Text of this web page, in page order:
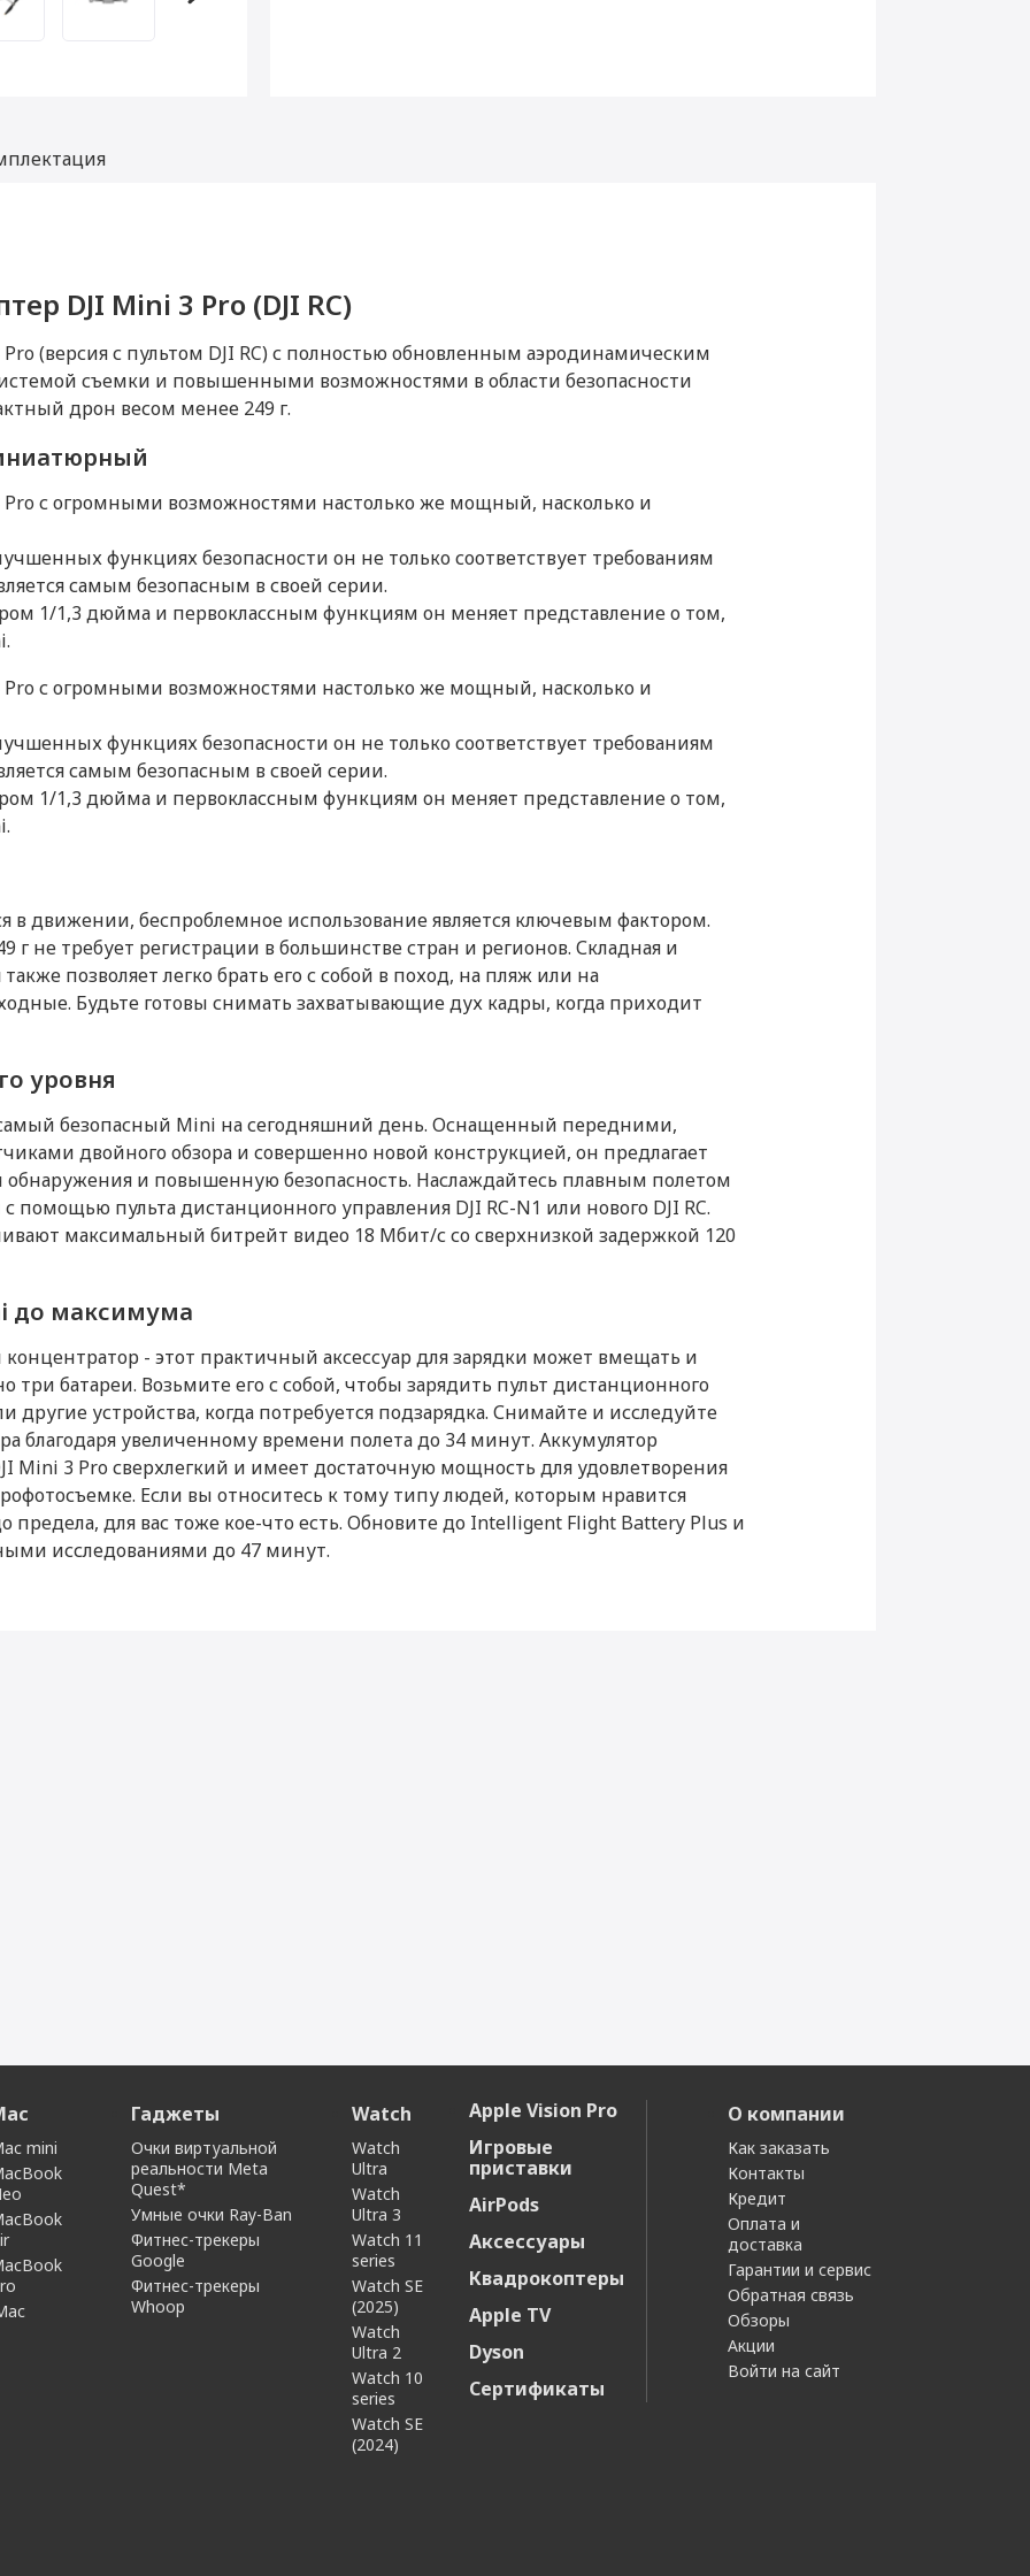
DJI Mini 3 Pro (DJI RC)
(версия с пультом DJI RC) с полностью обновленным аэродинамическим
съемки и повышенными возможностями в области безопасности
дрон весом менее 249 г.
с огромными возможностями настолько же мощный, насколько и
функциях безопасности он не только соответствует требованиям
самым безопасным в своей серии.
1/1,3 дюйма и первоклассным функциям он меняет представление о том,
с огромными возможностями настолько же мощный, насколько и
функциях безопасности он не только соответствует требованиям
самым безопасным в своей серии.
1/1,3 дюйма и первоклассным функциям он меняет представление о том,
в движении, беспроблемное использование является ключевым фактором.
г не требует регистрации в большинстве стран и регионов. Складная и
позволяет легко брать его с собой в поход, на пляж или на
Будьте готовы снимать захватывающие дух кадры, когда приходит
уровня
безопасный Mini на сегодняшний день. Оснащенный передними,
двойного обзора и совершенно новой конструкцией, он предлагает
и повышенную безопасность. Наслаждайтесь плавным полетом
пульта дистанционного управления DJI RC-N1 или нового DJI RC.
максимальный битрейт видео 18 Мбит/с со сверхнизкой задержкой 120
до максимума
- этот практичный аксессуар для зарядки может вмещать и
три батареи. Возьмите его с собой, чтобы зарядить пульт дистанционного
другие устройства, когда потребуется подзарядка. Снимайте и исследуйте
благодаря увеличенному времени полета до 34 минут. Аккумулятор
Mini 3 Pro сверхлегкий и имеет достаточную мощность для удовлетворения
Если вы относитесь к тому типу людей, которым нравится
для вас тоже кое-что есть. Обновите до Intelligent Flight Battery Plus и
исследованиями до 47 минут.
DJI Mini 3 Pro (DJI RC)
Серый
Китай
48
Да
Li-Ion
2453
Датчики
Гироскоп
Интерфейсы и носители
Интерфейсы Wi-Fi, Bluetooth
Фоторежим
Контролируемый угол
Стабилизация
есть
Максимальная горизонтальная скорость
полета
57.6 км/
Максимальное время полета
Максимальная дальность полета
4000 м
DJI Mini 3 Pro (DJI RC)
mini
Гаджеты
Очки виртуальной
реальности Meta
Quest*
Умные очки Ray-Ban
Фитнес-трекеры
Google
Фитнес-трекеры
Whoop
Watch
Watch
Ultra
Watch
Ultra 3
Watch 11
series
Watch SE
(2025)
Watch
Ultra 2
Watch 10
series
Watch SE
(2024)
Apple Vision Pro
Игровые
приставки
AirPods
Аксессуары
Квадрокоптеры
Apple TV
Dyson
Сертификаты
О компании
Как заказать
Контакты
Кредит
Оплата и
доставка
Гарантии и сервис
Обратная связь
Обзоры
Акции
Войти на сайт